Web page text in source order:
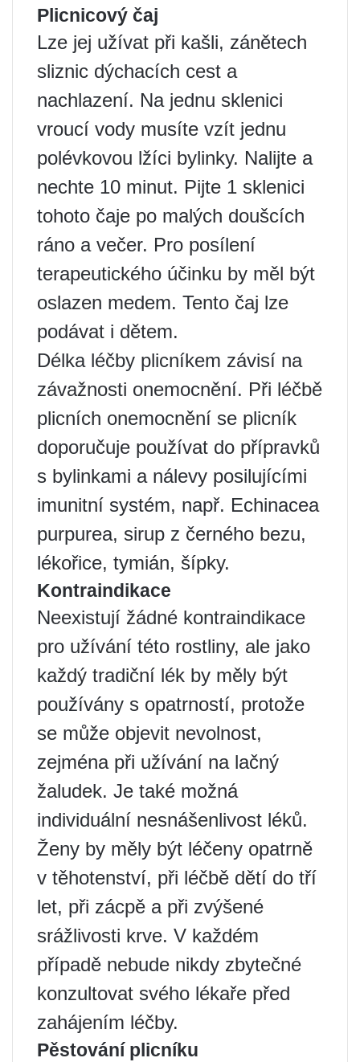
Plicnicový čaj
Lze jej užívat při kašli, zánětech
sliznic dýchacích cest a
nachlazení. Na jednu sklenici
vroucí vody musíte vzít jednu
polévkovou lžíci bylinky. Nalijte a
nechte 10 minut. Pijte 1 sklenici
tohoto čaje po malých doušcích
ráno a večer. Pro posílení
terapeutického účinku by měl být
oslazen medem. Tento čaj lze
podávat i dětem.
Délka léčby plicníkem závisí na
závažnosti onemocnění. Při léčbě
plicních onemocnění se plicník
doporučuje používat do přípravků
s bylinkami a nálevy posilujícími
imunitní systém, např. Echinacea
purpurea, sirup z černého bezu,
lékořice, tymián, šípky.
Kontraindikace
Neexistují žádné kontraindikace
pro užívání této rostliny, ale jako
každý tradiční lék by měly být
používány s opatrností, protože
se může objevit nevolnost,
zejména při užívání na lačný
žaludek. Je také možná
individuální nesnášenlivost léků.
Ženy by měly být léčeny opatrně
v těhotenství, při léčbě dětí do tří
let, při zácpě a při zvýšené
srážlivosti krve. V každém
případě nebude nikdy zbytečné
konzultovat svého lékaře před
zahájením léčby.
Pěstování plicníku